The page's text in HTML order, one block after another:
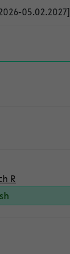
05.02.2027]
R